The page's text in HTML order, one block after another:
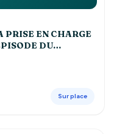
PRISE EN CHARGE
DU
DE MOINS
Sur place